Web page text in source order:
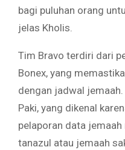
bagi puluhan orang
jelas Kholis.
Tim Bravo terdiri dari
Bonex, yang
dengan jadwal
Paki, yang dikenal
pelaporan data jemaah
tanazul atau jemaah